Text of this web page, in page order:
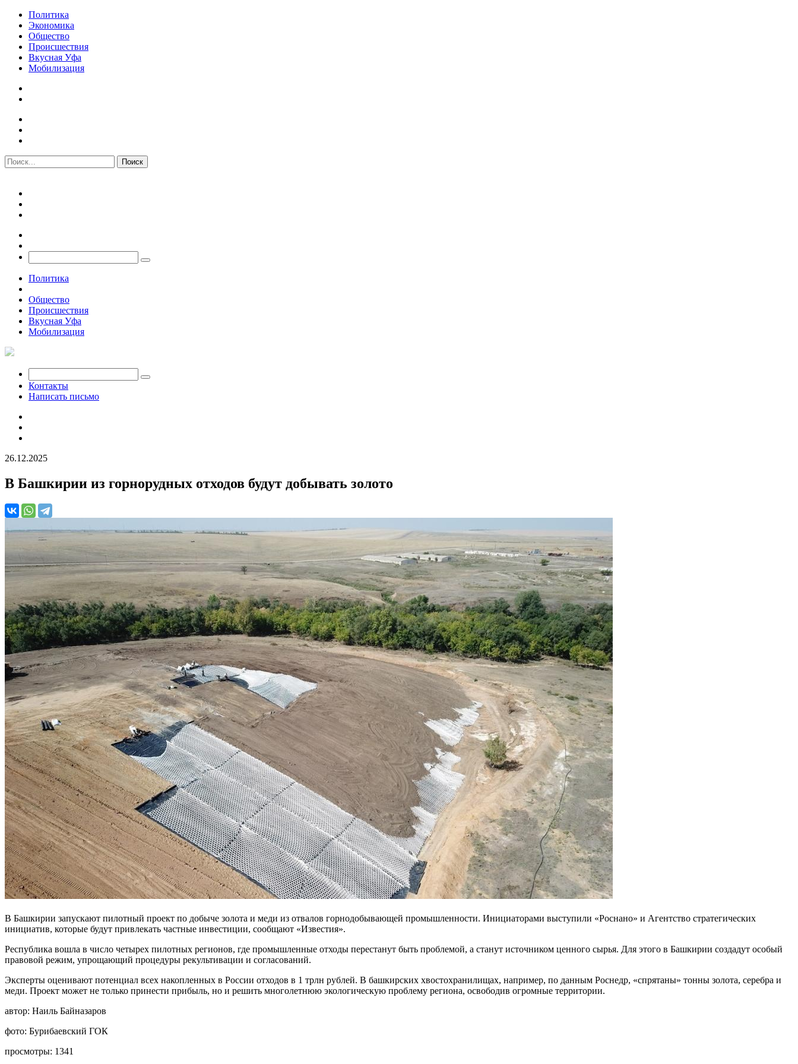
Политика
Экономика
Общество
Происшествия
Вкусная Уфа
Мобилизация
Политика
Общество
Происшествия
Вкусная Уфа
Мобилизация
Контакты
Написать письмо
26.12.2025
В Башкирии из горнорудных отходов будут добывать золото
В Башкирии запускают пилотный проект по добыче золота и меди из отвалов горнодобывающей промышленности. Инициаторами выступили «Роснано» и Агентство стратегических
инициатив, которые будут привлекать частные инвестиции, сообщают «Известия».
Республика вошла в число четырех пилотных регионов, где промышленные отходы перестанут быть проблемой, а станут источником ценного сырья. Для этого в Башкирии создадут особый
правовой режим, упрощающий процедуры рекультивации и согласований.
Эксперты оценивают потенциал всех накопленных в России отходов в 1 трлн рублей. В башкирских хвостохранилищах, например, по данным Роснедр, «спрятаны» тонны золота, серебра и
меди. Проект может не только принести прибыль, но и решить многолетнюю экологическую проблему региона, освободив огромные территории.
автор: Наиль Байназаров
фото: Бурибаевский ГОК
просмотры: 1341